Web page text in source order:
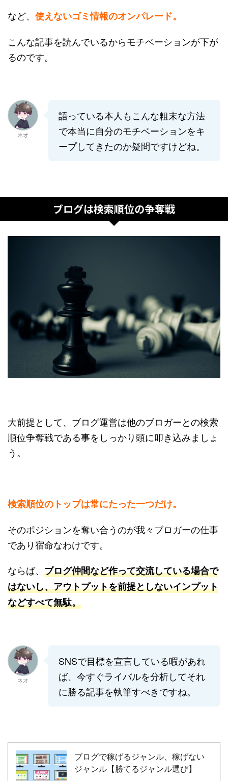
など、 使えないゴミ情報のオンパレード。
こんな記事を読んでいるからモチベーションが下が
るのです。
ネオ
語っている本人もこんな粗末な方法
で本当に自分のモチベーションをキ
ープしてきたのか疑問ですけどね。
ブログは検索順位の争奪戦
大前提として、ブログ運営は他のブロガーとの検索
順位争奪戦である事をしっかり頭に叩き込みましょ
う。
検索順位のトップは常にたった一つだけ。
そのポジションを奪い合うのが我々ブロガーの仕事
であり宿命なわけです。
ならば、 ブログ仲間など作って交流している場合で
はないし、アウトプットを前提としないインプット
などすべて無駄。
ネオ
SNSで目標を宣言している暇があれ
ば、今すぐライバルを分析してそれ
に勝る記事を執筆すべきですね。
ブログで稼げるジャンル、稼げない
ジャンル【勝てるジャンル選び】